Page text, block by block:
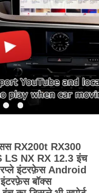
RX200t RX300
LS NX RX 12.3 इंच
इंटरफ़ेस Android
बॉक्स